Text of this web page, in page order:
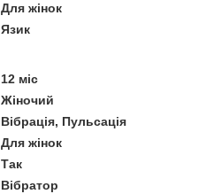
Для жінок
Язик
12 міс
Жіночий
Вібрація, Пульсація
Для жінок
Так
Вібратор